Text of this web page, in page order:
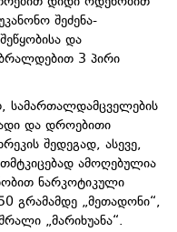
შეძენა-
და
3 პირი
სამართალდამცველების
და დროებითი
შედეგად, ასევე,
ამოღებულია
ნარკოტიკული
გრამამდე „მეთადონი“,
„მარიხუანა“.